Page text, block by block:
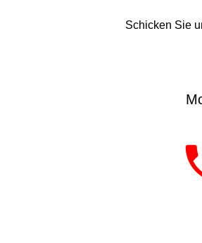
Schicken Sie